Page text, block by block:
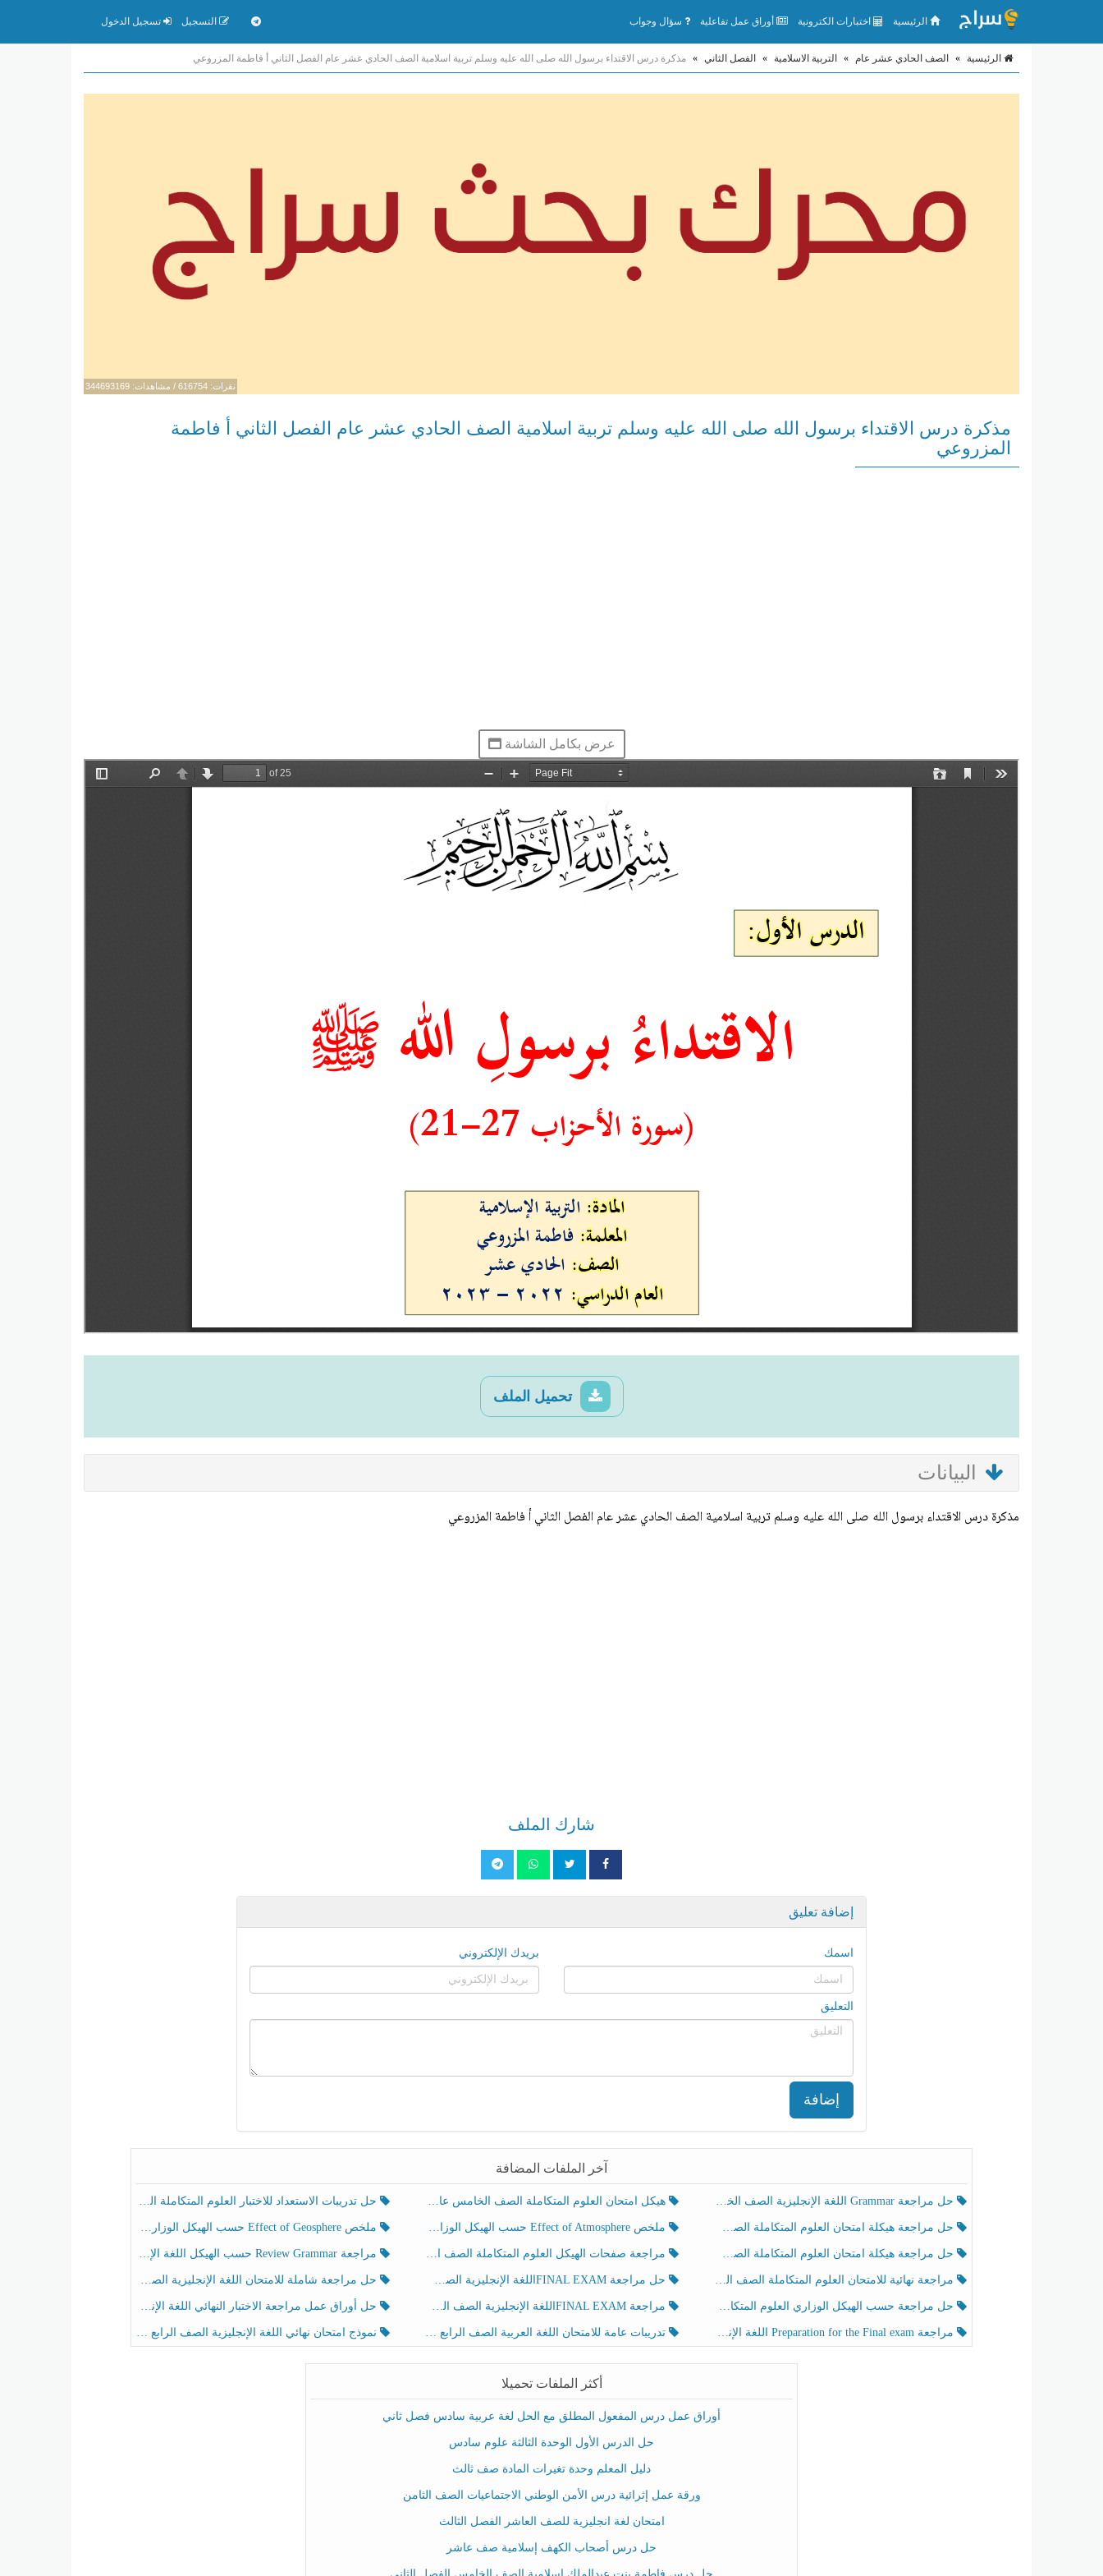
الرئيسية اختبارات الكترونية أوراق عمل تفاعلية سؤال وجواب التسجيل تسجيل الدخول
الرئيسية » الصف الحادي عشر عام » التربية الاسلامية » الفصل الثاني » مذكرة درس الاقتداء برسول الله صلى الله عليه وسلم تربية اسلامية الصف الحادي عشر عام الفصل الثاني أ فاطمة المزروعي
نقرات: 616754 / مشاهدات: 344693169
مذكرة درس الاقتداء برسول الله صلى الله عليه وسلم تربية اسلامية الصف الحادي عشر عام الفصل الثاني أ فاطمة
المزروعي
عرض بكامل الشاشة
تحميل الملف
البيانات
مذكرة درس الاقتداء برسول الله صلى الله عليه وسلم تربية اسلامية الصف الحادي عشر عام الفصل الثاني أ فاطمة المزروعي
شارك الملف
إضافة تعليق
اسمك بريدك الإلكتروني
التعليق
إضافة
آخر الملفات المضافة
حل مراجعة Grammar اللغة الإنجليزية الصف الخامس الفصل الثالث هيكل امتحان العلوم المتكاملة الصف الخامس عام الفصل الدراسي الثالث 2025-2026 حل تدريبات الاستعداد للاختبار العلوم المتكاملة الصف الخامس عام الفصل الثالث
حل مراجعة هيكلة امتحان العلوم المتكاملة الصف الخامس انسبير الفصل الثالث ملخص Effect of Atmosphere حسب الهيكل الوزاري العلوم المتكاملة الصف الخامس انسبير الفصل الثالث ملخص Effect of Geosphere حسب الهيكل الوزاري العلوم المتكاملة الصف الخامس انسبير الفصل الثالث
حل مراجعة هيكلة امتحان العلوم المتكاملة الصف الخامس عام الفصل الثالث مراجعة صفحات الهيكل العلوم المتكاملة الصف الخامس انسبير الفصل الثالث مراجعة Review Grammar حسب الهيكل اللغة الإنجليزية الصف الخامس الفصل الثالث
مراجعة نهائية للامتحان العلوم المتكاملة الصف الخامس انسبير الفصل الثالث حل مراجعة FINAL EXAMاللغة الإنجليزية الصف الخامس الفصل الثالث حل مراجعة شاملة للامتحان اللغة الإنجليزية الصف الخامس الفصل الثالث
حل مراجعة حسب الهيكل الوزاري العلوم المتكاملة الصف الخامس عام الفصل الثالث مراجعة FINAL EXAMاللغة الإنجليزية الصف الخامس الفصل الثالث حل أوراق عمل مراجعة الاختبار النهائي اللغة الإنجليزية الصف الرابع الفصل الثالث
مراجعة Preparation for the Final exam اللغة الإنجليزية الصف الرابع الفصل الثالث تدريبات عامة للامتحان اللغة العربية الصف الرابع الفصل الثالث نموذج امتحان نهائي اللغة الإنجليزية الصف الرابع الفصل الثالث
أكثر الملفات تحميلا
أوراق عمل درس المفعول المطلق مع الحل لغة عربية سادس فصل ثاني
حل الدرس الأول الوحدة الثالثة علوم سادس
دليل المعلم وحدة تغيرات المادة صف ثالث
ورقة عمل إثرائية درس الأمن الوطني الاجتماعيات الصف الثامن
امتحان لغة انجليزية للصف العاشر الفصل الثالث
حل درس أصحاب الكهف إسلامية صف عاشر